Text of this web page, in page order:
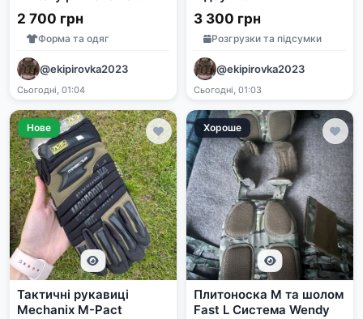
наколенниками
2 700 грн
Форма та одяг
@ekipirovka2023
Сьогодні, 01:04
3 300 грн
Розгрузки та підсумки
@ekipirovka2023
Сьогодні, 01:03
Нове
Тактичні рукавиці
Mechanix M-Pact
Хороше
Плитоноска М та шолом
Fast L Система Wendy